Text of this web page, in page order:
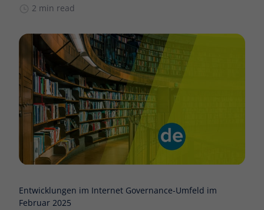
2 min read
Entwicklungen im Internet Governance-Umfeld im
Februar 2025